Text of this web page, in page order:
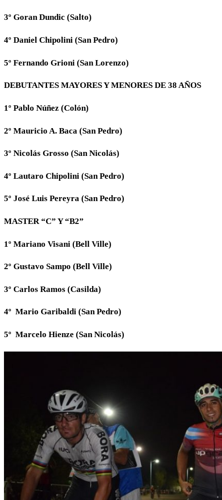
3º Goran Dundic (Salto)
4º Daniel Chipolini (San Pedro)
5º Fernando Grioni (San Lorenzo)
DEBUTANTES MAYORES Y MENORES DE 38 AÑOS
1º Pablo Núñez (Colón)
2º Mauricio A. Baca (San Pedro)
3º Nicolás Grosso (San Nicolás)
4º Lautaro Chipolini (San Pedro)
5º José Luis Pereyra (San Pedro)
MASTER “C” Y “B2”
1º Mariano Visani (Bell Ville)
2º Gustavo Sampo (Bell Ville)
3º Carlos Ramos (Casilda)
4º Mario Garibaldi (San Pedro)
5º Marcelo Hienze (San Nicolás)